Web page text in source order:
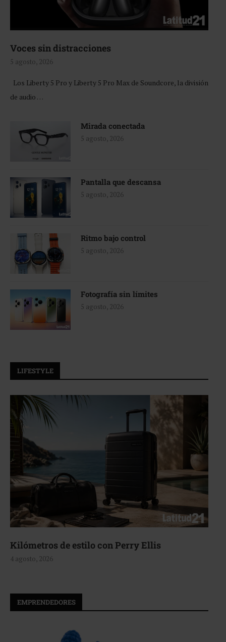
Voces sin distracciones
5 agosto, 2026
Los Liberty 5 Pro y Liberty 5 Pro Max de Soundcore, la división
de audio …
Mirada conectada
5 agosto, 2026
Pantalla que descansa
5 agosto, 2026
Ritmo bajo control
5 agosto, 2026
Fotografía sin límites
5 agosto, 2026
LIFESTYLE
Kilómetros de estilo con Perry Ellis
4 agosto, 2026
EMPRENDEDORES